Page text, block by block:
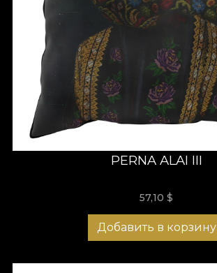
PERNA ALAI III
57,10 $
Добавить в корзину